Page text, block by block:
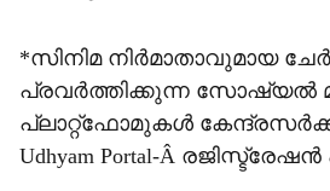
*സിനിമ നിര്‍മാതാവുമായ
പ്രവര്‍ത്തിക്കുന്ന സോഷ്യല്‍
പ്ലാറ്റ്ഫോമുകള്‍
Udhyam Portal-Â